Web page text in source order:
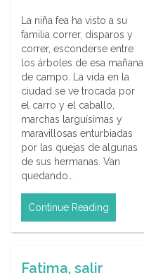
La niña fea ha visto a su
familia correr, disparos y
correr, esconderse entre
los árboles de esa mañana
de campo. La vida en la
ciudad se ve trocada por
el carro y el caballo,
marchas larguísimas y
maravillosas enturbiadas
por las quejas de algunas
de sus hermanas. Van
quedando…
Continue Reading
Fatima, salir